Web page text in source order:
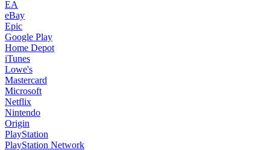
EA
eBay
Epic
Google Play
Home Depot
iTunes
Lowe's
Mastercard
Microsoft
Netflix
Nintendo
Origin
PlayStation
PlayStation Network